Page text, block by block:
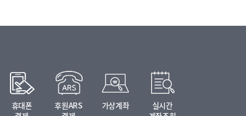
휴대폰
후원ARS
가상계좌
실시간